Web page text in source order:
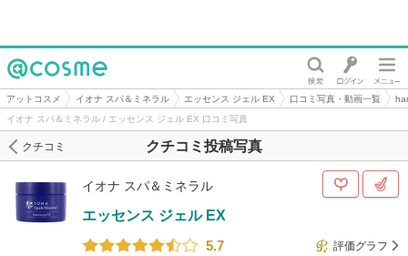
@cosme
アットコスメ イオナ スパ＆ミネラル エッセンス ジェル EX 口コミ写真・動画一覧
イオナ スパ＆ミネラル / エッセンス ジェル EX 口コミ写真
クチコミ投稿写真
クチコミ
イオナ スパ＆ミネラル
エッセンス ジェル EX
5.7
評価グラフ